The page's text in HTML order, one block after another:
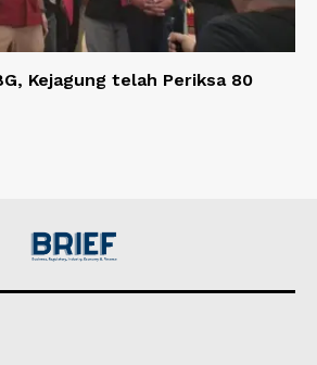
Kejagung telah Periksa 80